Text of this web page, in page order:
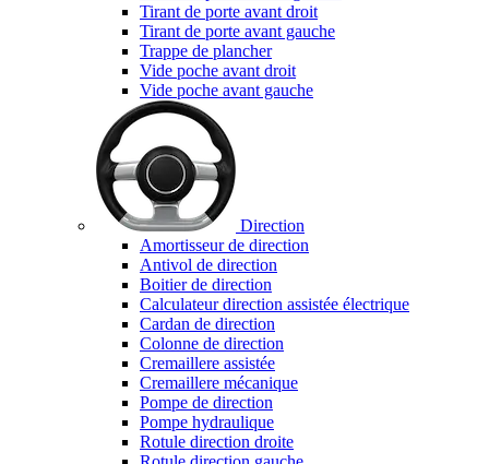
Tirant de porte avant droit
Tirant de porte avant gauche
Trappe de plancher
Vide poche avant droit
Vide poche avant gauche
Direction
Amortisseur de direction
Antivol de direction
Boitier de direction
Calculateur direction assistée électrique
Cardan de direction
Colonne de direction
Cremaillere assistée
Cremaillere mécanique
Pompe de direction
Pompe hydraulique
Rotule direction droite